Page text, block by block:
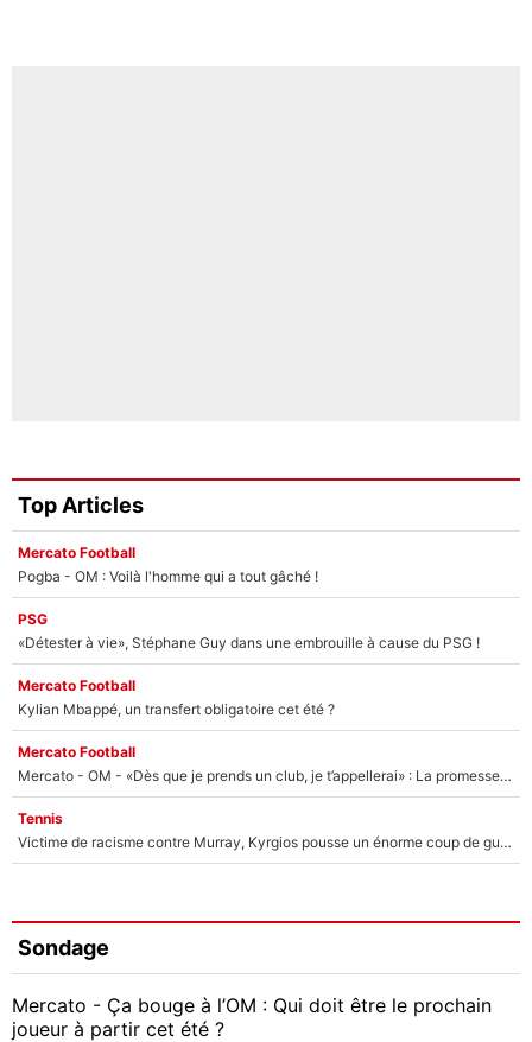
Top Articles
Mercato Football
Pogba - OM : Voilà l'homme qui a tout gâché !
PSG
«Détester à vie», Stéphane Guy dans une embrouille à cause du PSG !
Mercato Football
Kylian Mbappé, un transfert obligatoire cet été ?
Mercato Football
Mercato - OM - «Dès que je prends un club, je t’appellerai» : La promesse de Marcelino au moment de claquer la porte
Tennis
Victime de racisme contre Murray, Kyrgios pousse un énorme coup de gueule !
Sondage
Mercato - Ça bouge à l’OM : Qui doit être le prochain
joueur à partir cet été ?